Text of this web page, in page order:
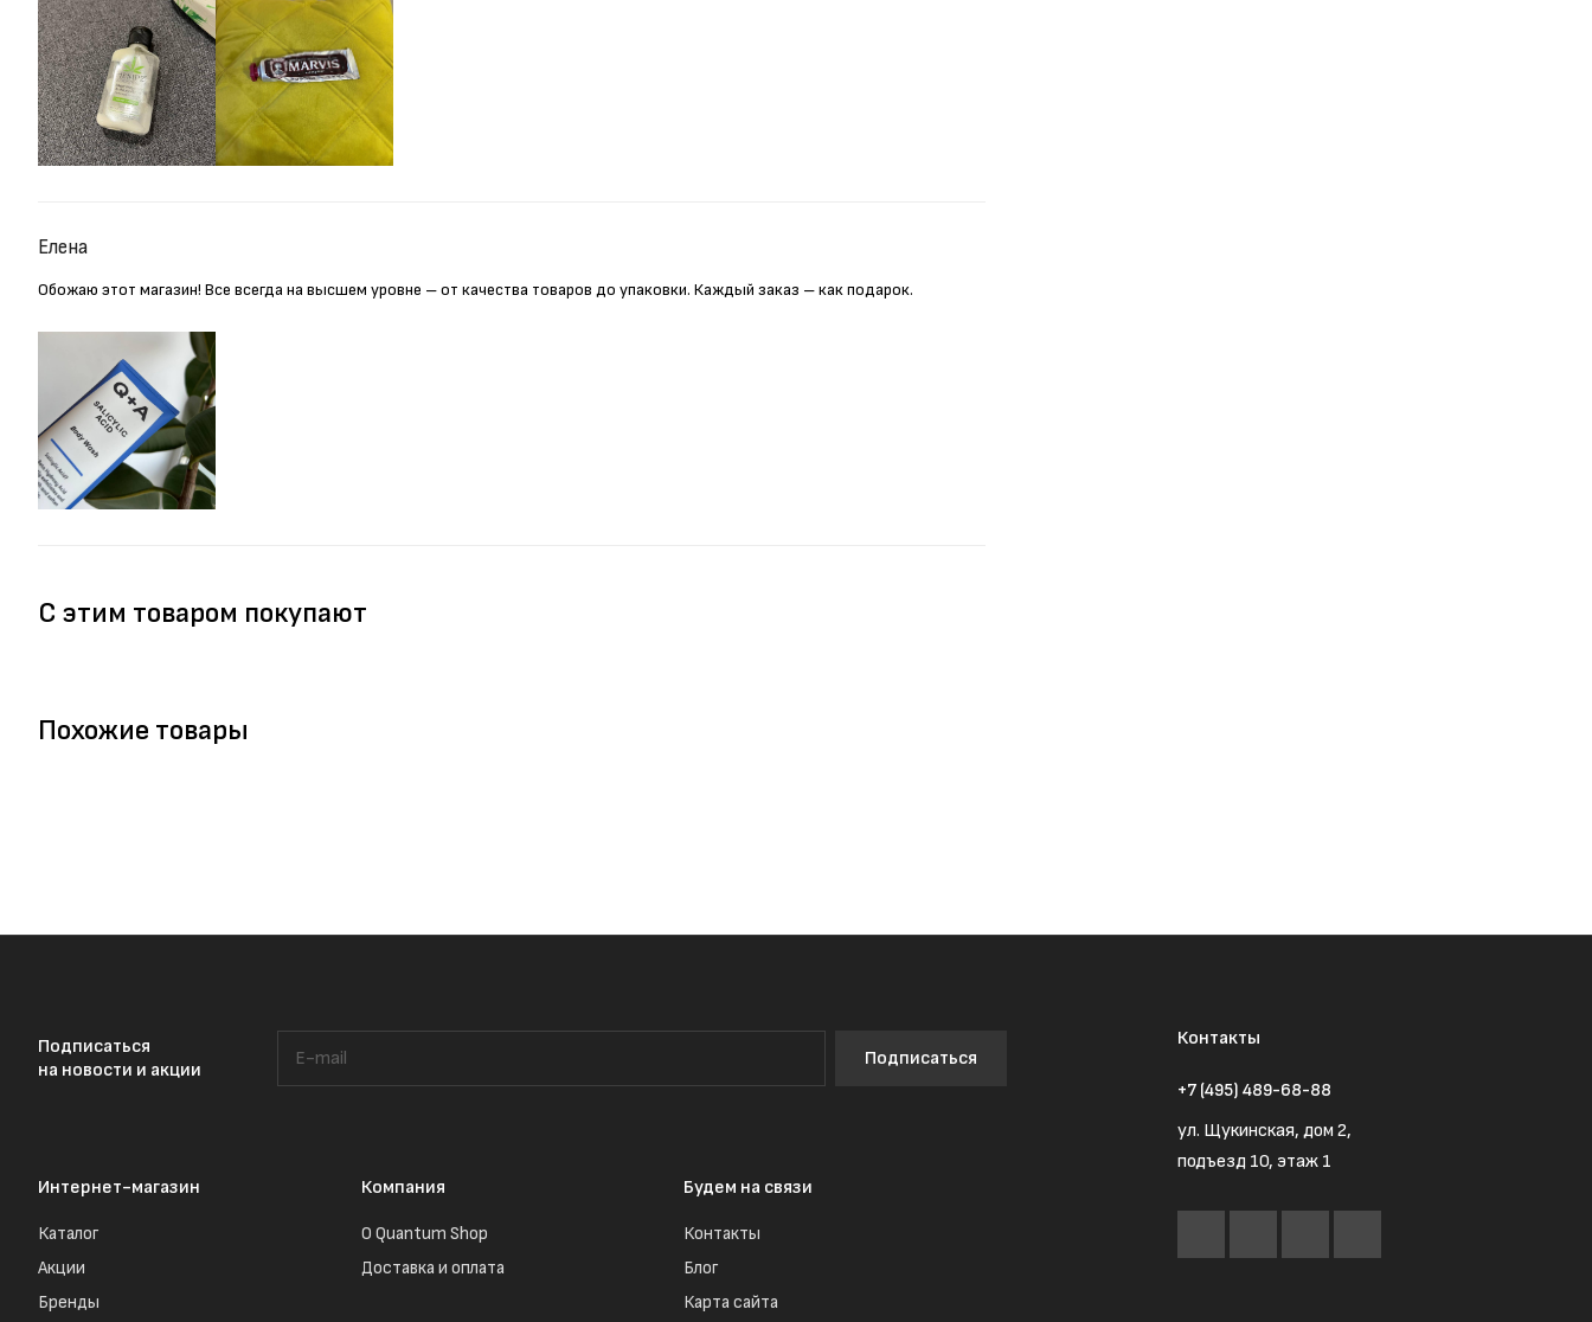
Елена
Обожаю этот магазин! Все всегда на высшем уровне – от качества товаров до упаковки. Каждый заказ – как подарок.
С этим товаром покупают
Похожие товары
Подписаться
на новости и акции
Подписаться
Интернет-магазин
Каталог
Акции
Бренды
Компания
О Quantum Shop
Доставка и оплата
Будем на связи
Контакты
Блог
Карта сайта
Контакты
+7 (495) 489-68-88
ул. Щукинская, дом 2,
подъезд 10, этаж 1